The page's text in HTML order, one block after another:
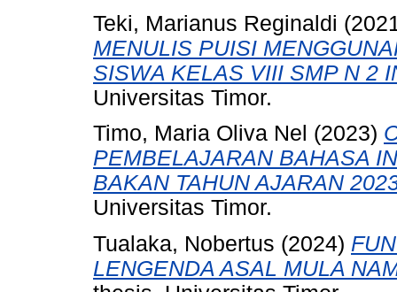
Teki, Marianus Reginaldi
MENULIS PUISI
SISWA KELAS VIII SMP N 2
Universitas Timor.
Timo, Maria Oliva Nel (2023)
PEMBELAJARAN BAHASA
BAKAN TAHUN AJARAN
Universitas Timor.
Tualaka, Nobertus (2024)
LENGENDA ASAL MULA